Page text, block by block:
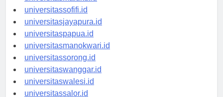
universitasmaluku.id
universitassofifi.id
universitasjayapura.id
universitaspapua.id
universitasmanokwari.id
universitassorong.id
universitaswanggar.id
universitaswalesi.id